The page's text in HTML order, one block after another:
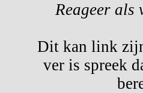
Reageer als
Dit kan link
ver is spreek